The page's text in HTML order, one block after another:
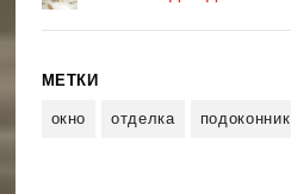
МЕТКИ
окно
отделка подоконник